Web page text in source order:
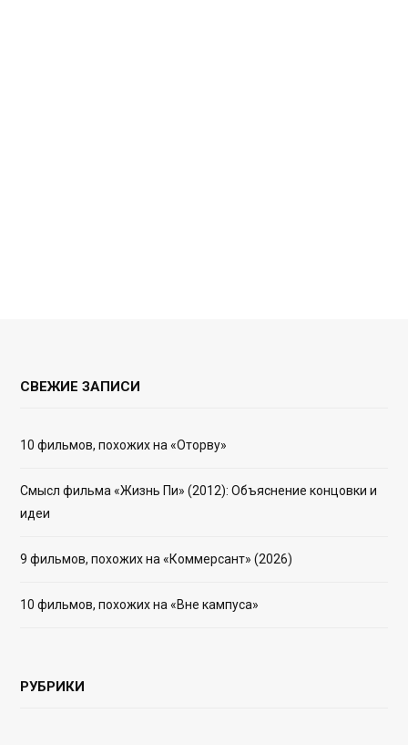
СВЕЖИЕ ЗАПИСИ
10 фильмов, похожих на «Оторву»
Смысл фильма «Жизнь Пи» (2012): Объяснение концовки и
идеи
9 фильмов, похожих на «Коммерсант» (2026)
10 фильмов, похожих на «Вне кампуса»
РУБРИКИ